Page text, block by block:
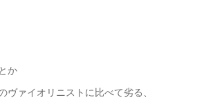
か
ヴァイオリニストに比べて劣る、